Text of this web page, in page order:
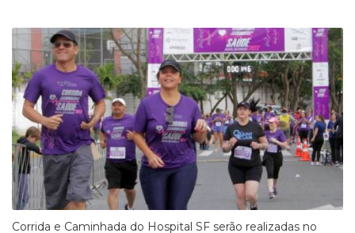
Corrida e Caminhada do Hospital SF serão realizadas no